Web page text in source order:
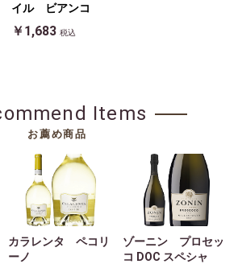
イル ビアンコ
￥1,683 税込
Items
お薦め商品
カラレンタ ペコリ
ーノ
ゾーニン プロセッ
コ DOC スペシャ